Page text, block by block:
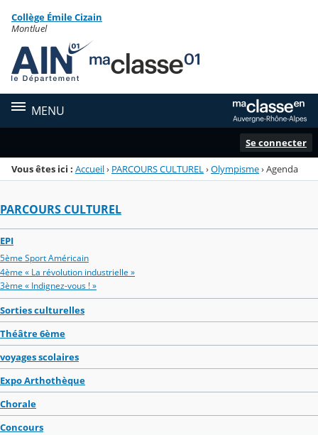
Menu de la rubrique
Contenu
Collège Émile Cizain
Montluel
MENU
Se connecter
Vous êtes ici : Accueil› PARCOURS CULTUREL ›Olympisme›Agenda
PARCOURS CULTUREL
EPI
5ème Sport Américain
4ème « La révolution industrielle »
3ème « Indignez-vous ! »
Sorties culturelles
Théâtre 6ème
voyages scolaires
Expo Arthothèque
Chorale
Concours